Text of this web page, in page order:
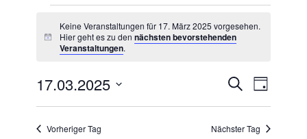
Veranstaltungen
für
März
2025
Hinweis
Keine Veranstaltungen für 17. März 2025 vorgesehen.
Hier geht es zu dennächsten bevorstehenden
Veranstaltungen.
Suche
und
SucheTag
17.03.2025
Vorheriger Tag
Nächster Tag